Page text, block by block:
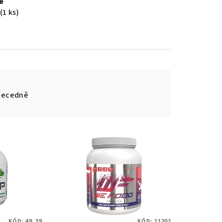
(1 ks)